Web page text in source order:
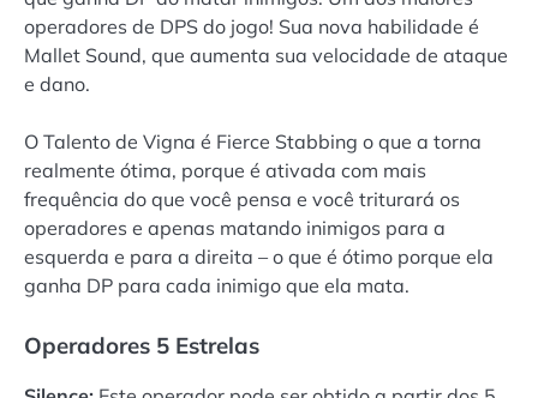
operadores de DPS do jogo! Sua nova habilidade é
Mallet Sound, que aumenta sua velocidade de ataque
e dano.
O Talento de Vigna é Fierce Stabbing o que a torna
realmente ótima, porque é ativada com mais
frequência do que você pensa e você triturará os
operadores e apenas matando inimigos para a
esquerda e para a direita – o que é ótimo porque ela
ganha DP para cada inimigo que ela mata.
Operadores 5 Estrelas